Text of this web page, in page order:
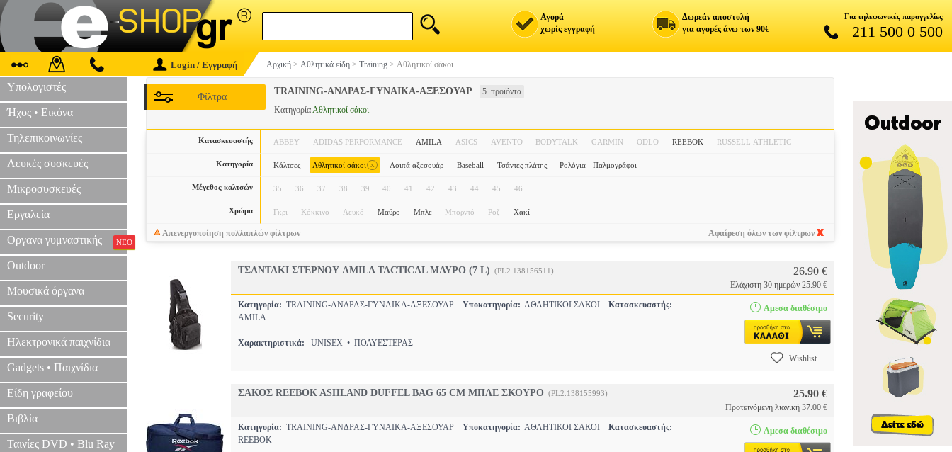
Αγορά
χωρίς εγγραφή
Δωρεάν αποστολή
για αγορές άνω των 90€
Για τηλεφωνικές παραγγελίες
211 500 0 500
Login / Εγγραφή Αρχική > Αθλητικά είδη > Training > Αθλητικοί σάκοι
Υπολογιστές
Ήχος • Εικόνα
Τηλεπικοινωνίες
Λευκές συσκευές
Μικροσυσκευές
Εργαλεία
Οργανα γυμναστικής ΝΕΟ
Outdoor
Μουσικά όργανα
Security
Ηλεκτρονικά παιχνίδια
Gadgets • Παιχνίδια
Είδη γραφείου
Βιβλία
Ταινίες DVD • Blu Ray
TRAINING-ΑΝΔΡΑΣ-ΓΥΝΑΙΚΑ-ΑΞΕΣΟΥΑΡ 5 προϊόντα
Φίλτρα
ΚατηγορίαΑθλητικοί σάκοι
Κατασκευαστής ABBEY ADIDAS PERFORMANCE AMILA ASICS AVENTO BODYTALK GARMIN ODLO REEBOK RUSSELL ATHLETIC
Κατηγορία Κάλτσες Αθλητικοί σάκοι x Λοιπά αξεσουάρ Baseball Τσάντες πλάτης Ρολόγια - Παλμογράφοι
Μέγεθος καλτσών 35 36 37 38 39 40 41 42 43 44 45 46
Χρώμα Γκρι Κόκκινο Λευκό Μαύρο Μπλε Μπορντό Ροζ Χακί
Απενεργοποίηση πολλαπλών φίλτρων Αφαίρεση όλων των φίλτρων
ΤΣΑΝΤΑΚΙ ΣΤΕΡΝΟΥ AMILA TACTICAL ΜΑΥΡΟ (7 L) (PL2.138156511) 26.90 €
Ελάχιστη 30 ημερών 25.90 €
Κατηγορία: TRAINING-ΑΝΔΡΑΣ-ΓΥΝΑΙΚΑ-ΑΞΕΣΟΥΑΡ Υποκατηγορία: ΑΘΛΗΤΙΚΟΙ ΣΑΚΟΙ Κατασκευαστής:
AMILA
Χαρακτηριστικά: UNISEX • ΠΟΛΥΕΣΤΕΡΑΣ
Αμεσα διαθέσιμο
Wishlist
ΣΑΚΟΣ REEBOK ASHLAND DUFFEL BAG 65 CM ΜΠΛΕ ΣΚΟΥΡΟ (PL2.138155993) 25.90 €
Προτεινόμενη λιανική 37.00 €
Κατηγορία: TRAINING-ΑΝΔΡΑΣ-ΓΥΝΑΙΚΑ-ΑΞΕΣΟΥΑΡ Υποκατηγορία: ΑΘΛΗΤΙΚΟΙ ΣΑΚΟΙ Κατασκευαστής:
REEBOK
Αμεσα διαθέσιμο